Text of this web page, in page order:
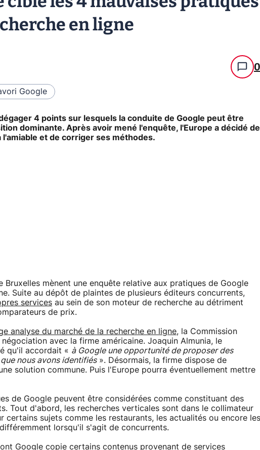
en ligne
0
Google
4 points sur lesquels la conduite de Google peut être
dominante. Après avoir mené l'enquête, l'Europe a décidé de
et de corriger ses méthodes.
Bruxelles mènent une enquête relative aux pratiques de Google
Suite au dépôt de plaintes de plusieurs éditeurs concurrents,
services au sein de son moteur de recherche au détriment
de prix.
analyse du marché de la recherche en ligne, la Commission
avec la firme américaine. Joaquin Almunia, le
qu'il accordait « à Google une opportunité de proposer des
nous avons identifiés». Désormais, la firme dispose de
solution commune. Puis l'Europe pourra éventuellement mettre
de Google peuvent être considérées comme constituant des
Tout d'abord, les recherches verticales sont dans le collimateur
certains sujets comme les restaurants, les actualités ou encore les
lorsqu'il s'agit de concurrents.
Google copie certains contenus provenant de services